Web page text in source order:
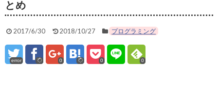
とめ
2017/6/30 2018/10/27 プログラミング
error 0 0 0
英語
趣味とエンタメ
プログラミング